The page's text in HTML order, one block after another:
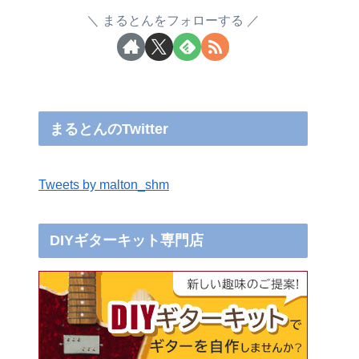
まるとんをフォローする
まるとんのTwitter
Tweets by malton_shm
DIYギターキット専門店